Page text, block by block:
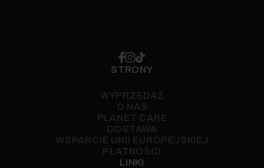
STRONY
WYPRZEDAŻ
O NAS
PLANET CARE
DOSTAWA
WSPARCIE UNII EUROPEJSKIEJ
PŁATNOŚCI
LINKI